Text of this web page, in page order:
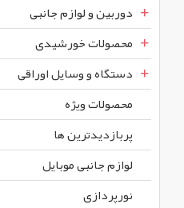
دوربین و لوازم جانبی
محصولات خورشیدی
دستگاه و وسایل اوراقی
محصولات ويژه
پربازديدترين ها
لوازم جانبی موبایل
نورپردازی